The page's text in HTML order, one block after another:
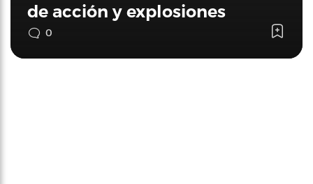
de acción y explosiones
0